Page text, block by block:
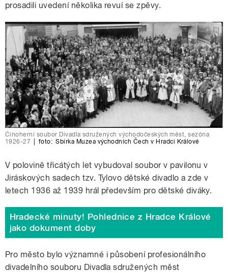
prosadili uvedení několika revuí se zpěvy.
Činoherní soubor Divadla sdružených východočeských měst, sezóna
1926-27
foto: Sbírka Muzea východních Čech v Hradci Králové
V polovině třicátých let vybudoval soubor v pavilonu v
Jiráskových sadech tzv. Tylovo dětské divadlo a zde v
letech 1936 až 1939 hrál především pro dětské diváky.
Hradecké minuty! Pohlednice z Hradce Králové
jako dokument doby
Pro město bylo významné i působení profesionálního
divadelního souboru Divadla sdružených měst